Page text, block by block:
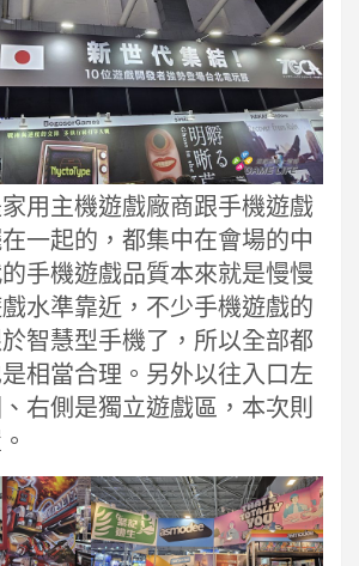
用主機遊戲廠商跟手機遊戲
一起的，都集中在會場的中
手機遊戲品質本來就是慢慢
水準靠近，不少手機遊戲的
智慧型手機了，所以全部都
相當合理。另外以往入口左
右側是獨立遊戲區，本次則